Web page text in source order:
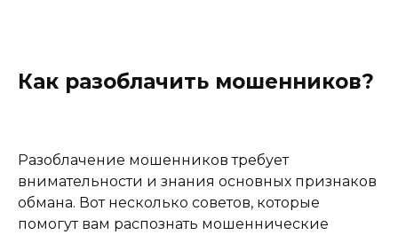
Как разоблачить мошенников?
Разоблачение мошенников требует
внимательности и знания основных признаков
обмана. Вот несколько советов, которые
помогут вам распознать мошеннические